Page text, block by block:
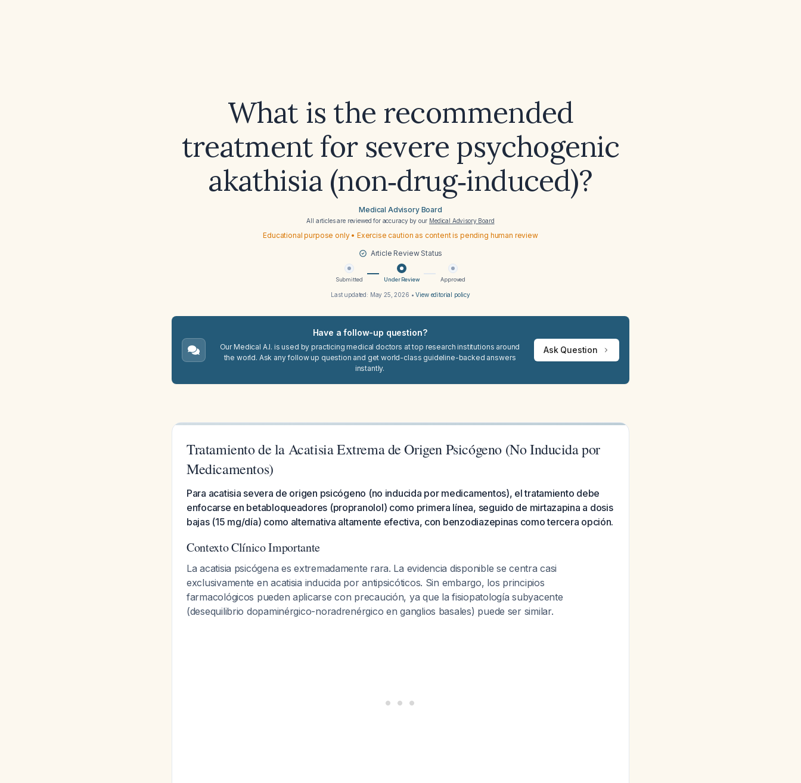
What is the recommended
treatment for severe psychogenic
akathisia (non‑drug‑induced)?
Medical Advisory Board
All articles are reviewed for accuracy by our Medical Advisory Board
Educational purpose only • Exercise caution as content is pending human review
Article Review Status
Submitted Under Review Approved
Last updated: May 25, 2026 •View editorial policy
Have a follow-up question?
Our Medical A.I. is used by practicing medical doctors at top research institutions around
the world. Ask any follow up question and get world-class guideline-backed answers
instantly.
Ask Question
Tratamiento de la Acatisia Extrema de Origen Psicógeno (No Inducida por
Medicamentos)
Para acatisia severa de origen psicógeno (no inducida por medicamentos), el tratamiento debe
enfocarse en betabloqueadores (propranolol) como primera línea, seguido de mirtazapina a dosis
bajas (15 mg/día) como alternativa altamente efectiva, con benzodiazepinas como tercera opción.
Contexto Clínico Importante
La acatisia psicógena es extremadamente rara. La evidencia disponible se centra casi
exclusivamente en acatisia inducida por antipsicóticos. Sin embargo, los principios
farmacológicos pueden aplicarse con precaución, ya que la fisiopatología subyacente
(desequilibrio dopaminérgico-noradrenérgico en ganglios basales) puede ser similar.